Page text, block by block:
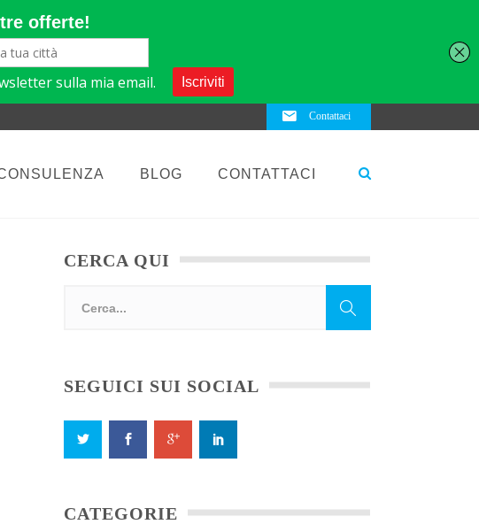
Contattaci
BLOG CONTATTACI
CERCA QUI
SEGUICI SUI SOCIAL
CATEGORIE